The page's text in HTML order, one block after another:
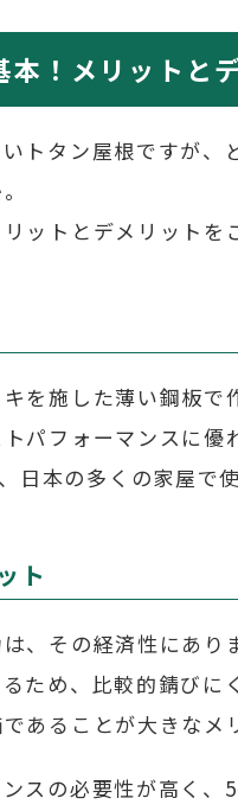
！メリットと
トタン屋根ですが
ットとデメリットを
を施した薄い鋼板で
パフォーマンスに優
日本の多くの家屋で使
ト
、その経済性にあり
ため、比較的錆びに
あることが大きなメ
スの必要性が高く、